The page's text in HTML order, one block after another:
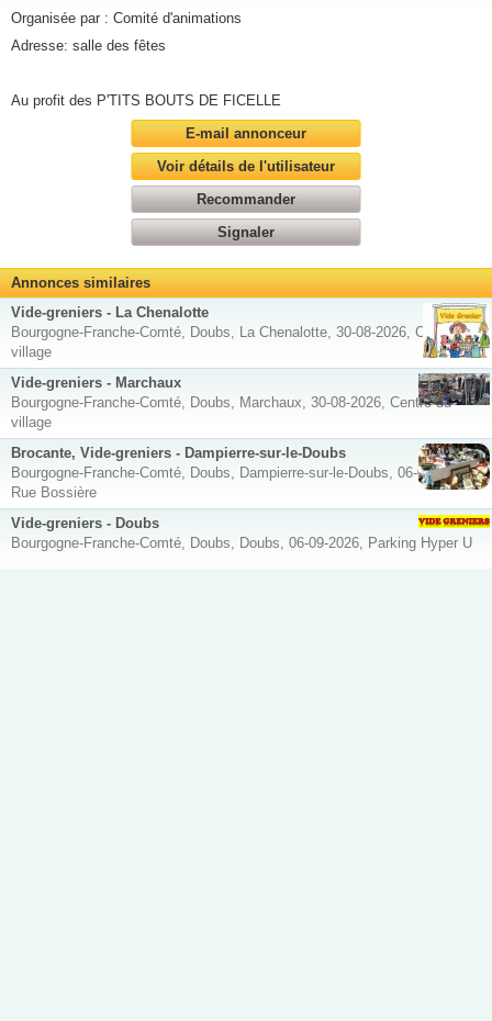
Organisée par : Comité d'animations
Adresse: salle des fêtes
Au profit des P'TITS BOUTS DE FICELLE
E-mail annonceur
Voir détails de l'utilisateur
Recommander
Signaler
Annonces similaires
Vide-greniers - La Chenalotte
Bourgogne-Franche-Comté, Doubs, La Chenalotte, 30-08-2026, Centre du
village
Vide-greniers - Marchaux
Bourgogne-Franche-Comté, Doubs, Marchaux, 30-08-2026, Centre du
village
Brocante, Vide-greniers - Dampierre-sur-le-Doubs
Bourgogne-Franche-Comté, Doubs, Dampierre-sur-le-Doubs, 06-09-2026,
Rue Bossière
Vide-greniers - Doubs
Bourgogne-Franche-Comté, Doubs, Doubs, 06-09-2026, Parking Hyper U